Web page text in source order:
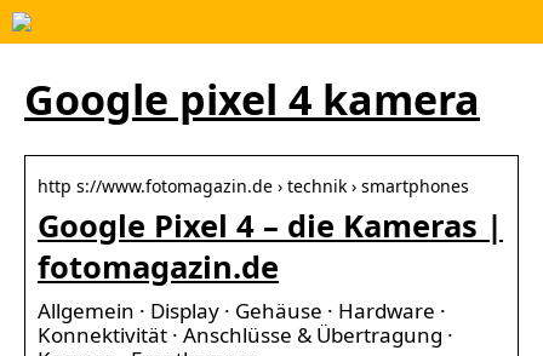
Google pixel 4 kamera
http s://www.fotomagazin.de › technik › smartphones
Google Pixel 4 – die Kameras |
fotomagazin.de
Allgemein · Display · Gehäuse · Hardware ·
Konnektivität · Anschlüsse & Übertragung ·